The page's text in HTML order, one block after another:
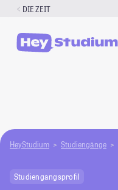
Zum
springen
DIE ZEIT
HeyStudium Studiengänge
Studiengangsprofil